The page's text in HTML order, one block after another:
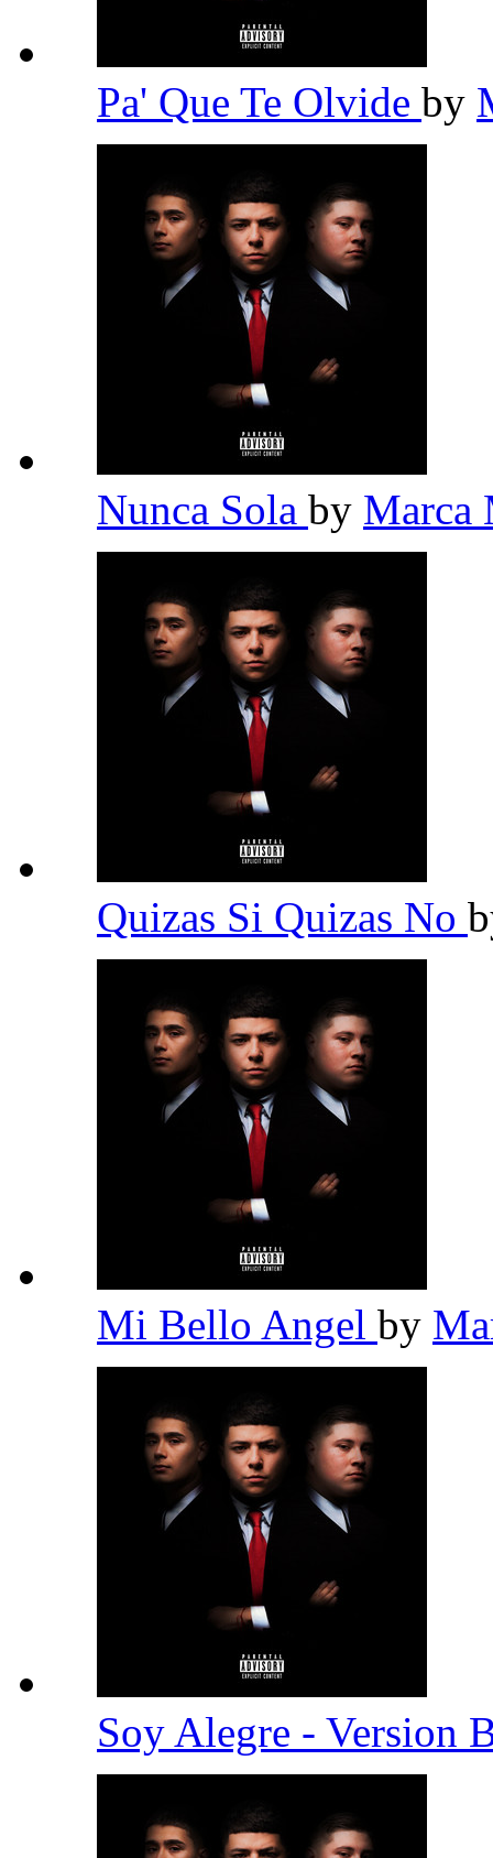
Pa' Que Te Olvide by
Nunca Sola by Marca
Quizas Si Quizas No
Mi Bello Angel by
Soy Alegre - Version